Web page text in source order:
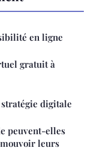
en ligne
gratuit à
digitale
peuvent-elles
leurs